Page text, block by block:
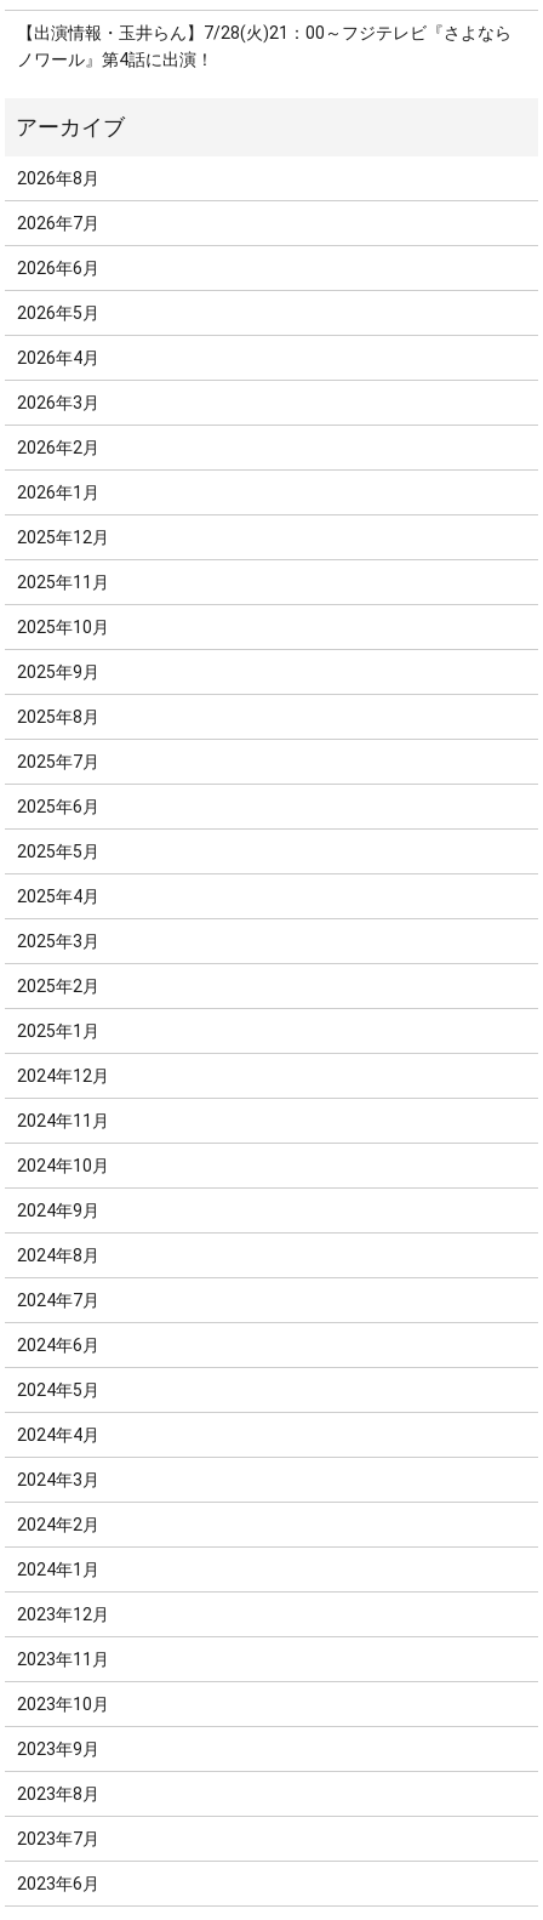
【出演情報・玉井らん】7/28(火)21：00～フジテレビ『さよなら
ノワール』第4話に出演！
2026年8月
2026年7月
2026年6月
2026年5月
2026年4月
2026年3月
2026年2月
2026年1月
2025年12月
2025年11月
2025年10月
2025年9月
2025年8月
2025年7月
2025年6月
2025年5月
2025年4月
2025年3月
2025年2月
2025年1月
2024年12月
2024年11月
2024年10月
2024年9月
2024年8月
2024年7月
2024年6月
2024年5月
2024年4月
2024年3月
2024年2月
2024年1月
2023年12月
2023年11月
2023年10月
2023年9月
2023年8月
2023年7月
2023年6月